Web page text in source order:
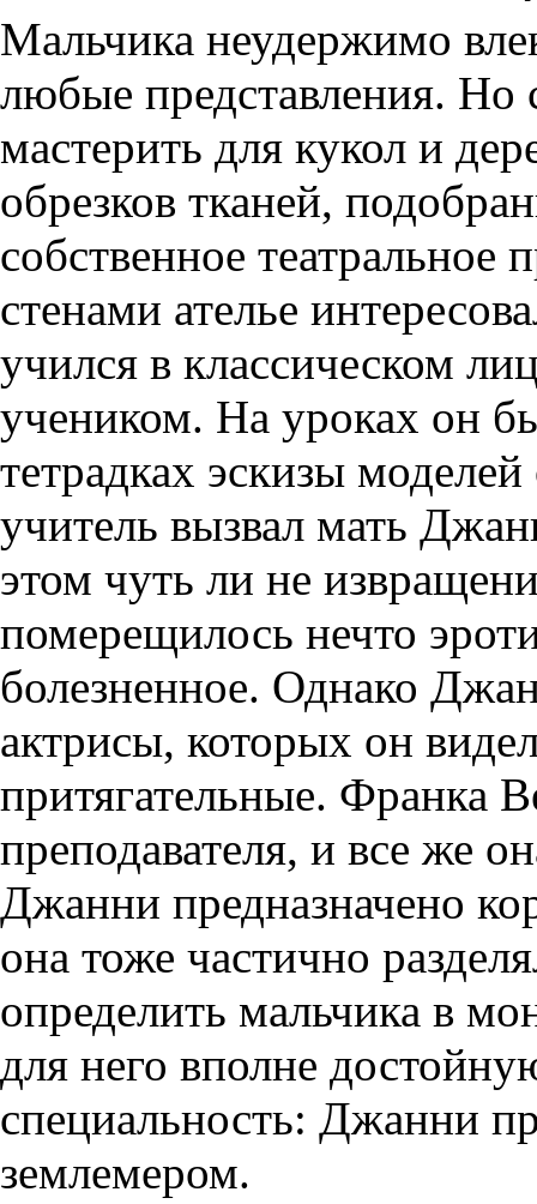
Мальчика неудержимо
любые представления.
мастерить для кукол и
обрезков тканей,
собственное театральное
стенами ателье
учился в классическом
учеником. На уроках он
тетрадках эскизы
учитель вызвал мать
этом чуть ли не
померещилось нечто
болезненное. Однако
актрисы, которых он
притягательные. Франка
преподавателя, и все же
Джанни предназначено
она тоже частично
определить мальчика в
для него вполне
специальность: Джанни
землемером.